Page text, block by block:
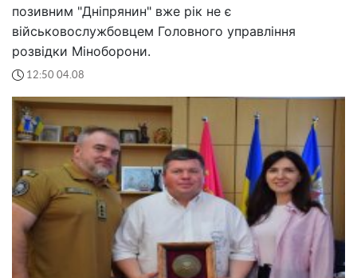
позивним "Дніпрянин" вже рік не є
військовослужбовцем Головного управління
розвідки Міноборони.
12:50 04.08